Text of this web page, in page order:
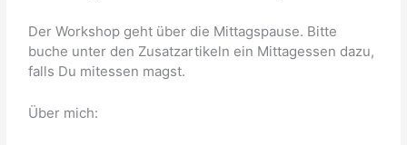
Der Workshop geht über die Mittagspause. Bitte
buche unter den Zusatzartikeln ein Mittagessen dazu,
falls Du mitessen magst.
Über mich: